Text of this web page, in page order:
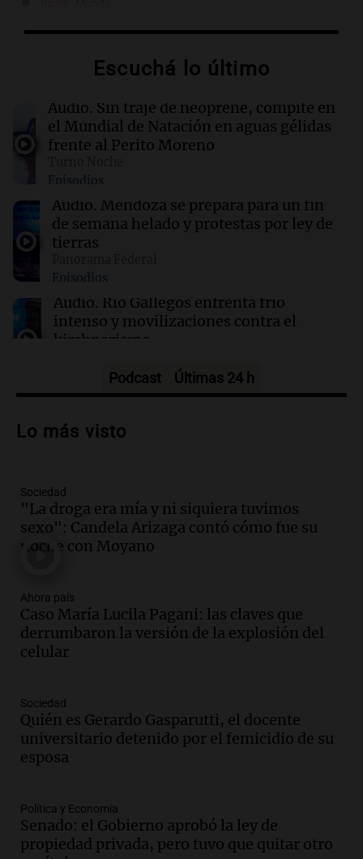
corrección de datos por parte del Ministerio
05:31 Ciencia
El AMOC se mantuvo fuerte mientras una
importante corriente oceánica casi se detuvo
04:00 Deportes
Polémica en el running: bloquean a
corredores que no paguen inscripción y donan
a hospitales
03:32 Mundo
Rescate invernal en la Antártida: un
estadounidense trasladado a hospital en
Nueva Zelanda
Escuchá lo último
Audio. Sin traje de neoprene, compite en
el Mundial de Natación en aguas gélidas
frente al Perito Moreno
Episodios
Audio. Mendoza se prepara para un fin
de semana helado y protestas por ley de
tierras
Episodios
Audio. Río Gallegos enfrenta frío
intenso y movilizaciones contra el
kirchnerismo
Audio.Debate en el Senado sobre
la soberanía digital en Argentina
Audio.
Mendoza se prepara para un fin
de semana helado y ciudadanos
marchan contra reforma de tierras
Panorama Federal
Audio.
El "Mono" de Kapanga
adelantó su show en Rosario.
Viva la Radio Rosario
Episodios
en suspenso a hombre por simular robo
de recaudación en San Luis
Panorama Federal
Episodios
ayuda por problemas de fertilidad y la
ostentación de millonarios
Amamos Argentina
Podcast Últimas 24 h
Lo más visto
Sociedad
"La droga era mía y ni siquiera tuvimos
sexo": Candela Arizaga contó cómo fue su
noche con Moyano
Ahora país
Caso María Lucila Pagani: las claves que
derrumbaron la versión de la explosión del
celular
Sociedad
Quién es Gerardo Gasparutti, el docente
universitario detenido por el femicidio de su
esposa
Política y Economía
Senado: el Gobierno aprobó la ley de
propiedad privada, pero tuvo que quitar otro